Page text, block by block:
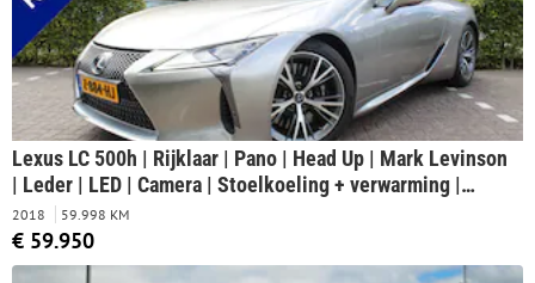
Lexus LC 500h | Rijklaar | Pano | Head Up | Mark Levinson
| Leder | LED | Camera | Stoelkoeling + verwarming |
Memory
2018 59.998 KM
€ 59.950